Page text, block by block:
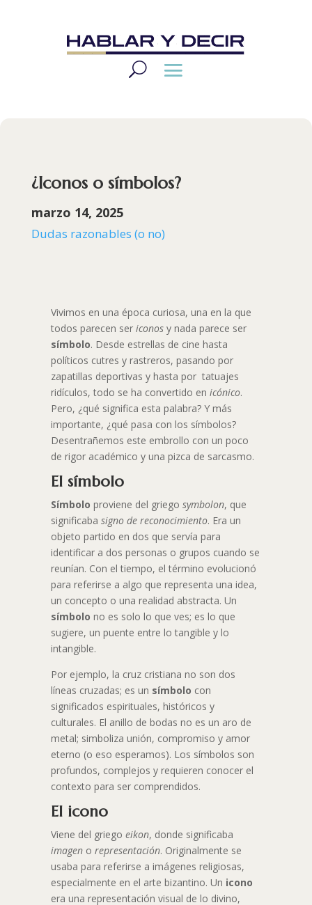
¿Iconos o símbolos?
marzo 14, 2025
Dudas razonables (o no)
Vivimos en una época curiosa, una en la que
todos parecen ser iconosy nada parece ser
símbolo. Desde estrellas de cine hasta
políticos cutres y rastreros, pasando por
zapatillas deportivas y hasta por tatuajes
ridículos, todo se ha convertido en icónico.
Pero, ¿qué significa esta palabra? Y más
importante, ¿qué pasa con los símbolos?
Desentrañemos este embrollo con un poco
de rigor académico y una pizca de sarcasmo.
El símbolo
Símbolo proviene del griego symbolon, que
significaba signo de reconocimiento. Era un
objeto partido en dos que servía para
identificar a dos personas o grupos cuando se
reunían. Con el tiempo, el término evolucionó
para referirse a algo que representa una idea,
un concepto o una realidad abstracta. Un
símbolo no es solo lo que ves; es lo que
sugiere, un puente entre lo tangible y lo
intangible.
Por ejemplo, la cruz cristiana no son dos
líneas cruzadas; es un símbolo con
significados espirituales, históricos y
culturales. El anillo de bodas no es un aro de
metal; simboliza unión, compromiso y amor
eterno (o eso esperamos). Los símbolos son
profundos, complejos y requieren conocer el
contexto para ser comprendidos.
El icono
Viene del griego eikon, donde significaba
imageno representación. Originalmente se
usaba para referirse a imágenes religiosas,
especialmente en el arte bizantino. Un icono
era una representación visual de lo divino,